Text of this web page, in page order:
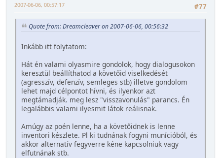
#77
2007-06-06, 00:57:17
Quote from: Dreamcleaver on 2007-06-06, 00:56:32
Inkább itt folytatom:
Hát én valami olyasmire gondolok, hogy dialogusokon
keresztül beállíthatod a követőid viselkedését
(agresszív, defenzív, semleges stb) illetve gondolom
lehet majd célpontot hívni, és ilyenkor azt
megtámadják. meg lesz "visszavonulás" parancs. Én
legalábbis valami ilyesmit látok reálisnak.
Amúgy az poén lenne, ha a követőidnek is lenne
inventori készlete. Pl ki tudnának fogyni munícióból, és
akkor alternatív fegyverre kéne kapcsolniuk vagy
elfutnának stb.